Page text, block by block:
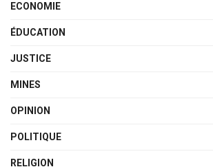
ECONOMIE
ÉDUCATION
JUSTICE
MINES
OPINION
POLITIQUE
RELIGION